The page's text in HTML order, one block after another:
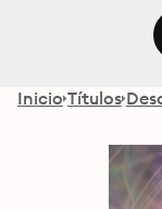
Inicio Títulos